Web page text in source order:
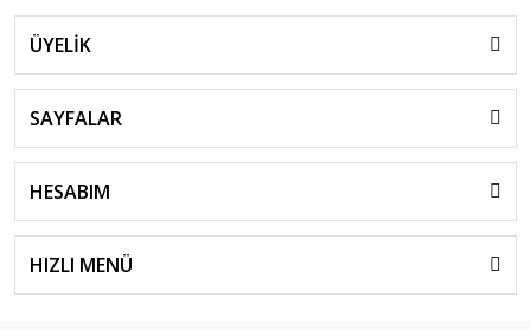
ÜYELİK
SAYFALAR
HESABIM
HIZLI MENÜ